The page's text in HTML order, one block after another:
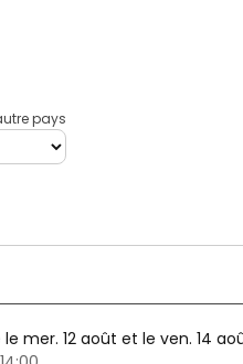
pays
mer. 12 août et le ven. 14